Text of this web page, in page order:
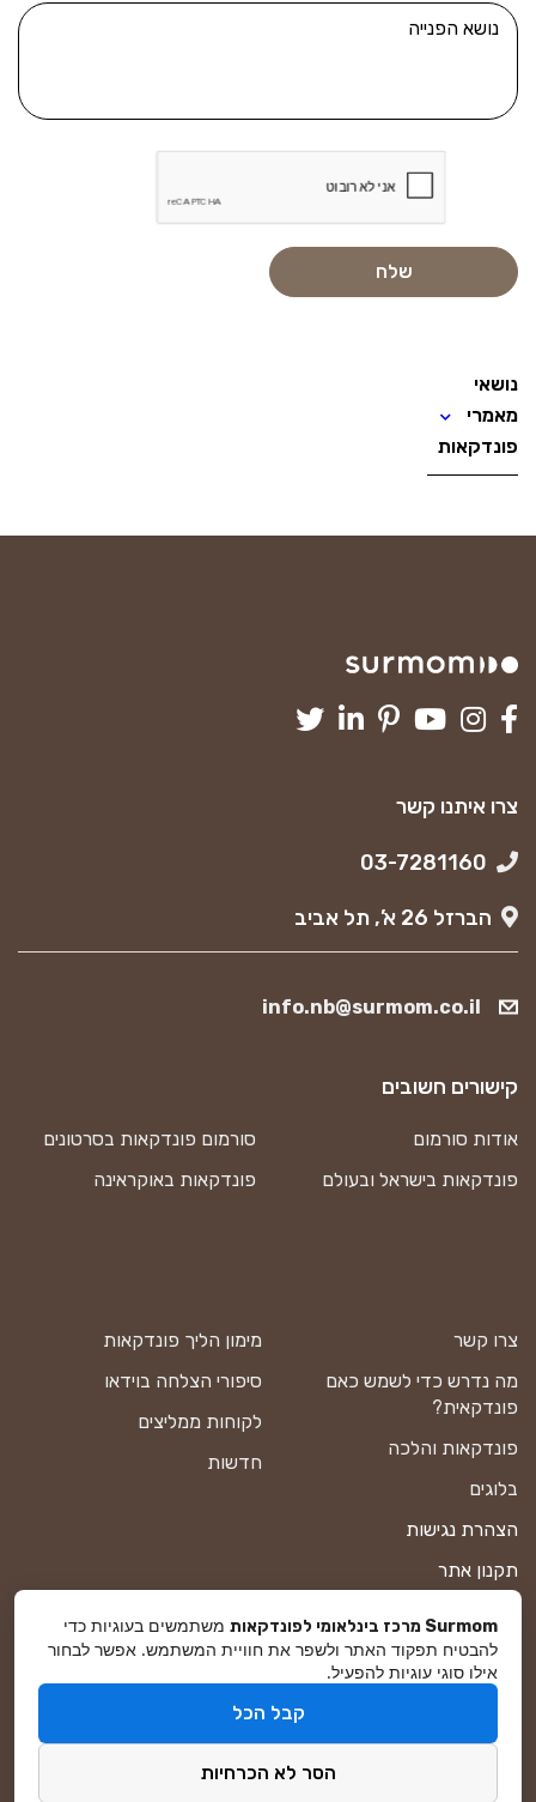
נושאי
מאמרי
פונדקאות
צרו איתנו קשר
הברזל 26 א’, תל אביב
info.nb@surmom.co.il
צרו קשר
מה נדרש כדי לשמש כאם
פונדקאית?
פונדקאות והלכה
בלוגים
הצהרת נגישות
תקנון אתר
מפת אתר
מימון הליך פונדקאות
סיפורי הצלחה בוידאו
לקוחות ממליצים
חדשות
קישורים חשובים
אודות סורמום
סורמום פונדקאות בסרטונים
פונדקאות בישראל ובעולם
פונדקאות באוקראינה
Surmom מרכז בינלאומי לפונדקאות
משתמשים בעוגיות כדי
להבטיח תפקוד האתר ולשפר את חוויית המשתמש. אפשר לבחור
אילו סוגי עוגיות להפעיל.
קבל הכל
הסר לא הכרחיות